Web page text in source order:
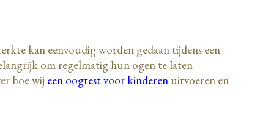
kan eenvoudig worden gedaan tijdens een
om regelmatig hun ogen te laten
hoe wij een oogtest voor kinderen uitvoeren en